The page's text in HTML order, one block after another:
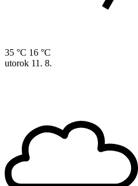
35 °C 16 °C
utorok 11. 8.